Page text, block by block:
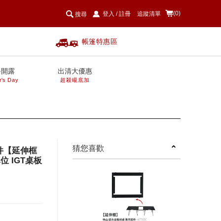
(0)
登入 / 註冊 追蹤清單
帳篷特惠區
搜尋
露
Day
出清大優惠
超殺巄底加
【延伸框
IGT桌板
猜您喜歡